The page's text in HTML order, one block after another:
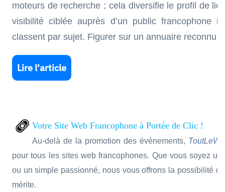
moteurs de recherche ; cela diversifie le profil de
visibilité ciblée auprès d’un public francophone
classent par sujet. Figurer sur un annuaire reconnu
Lire l'article
Votre Site Web Francophone à Portée de Clic !
Au-delà de la promotion des événements,
pour tous les sites web francophones. Que vous soyez
ou un simple passionné, nous vous offrons la possibilité
mérite.